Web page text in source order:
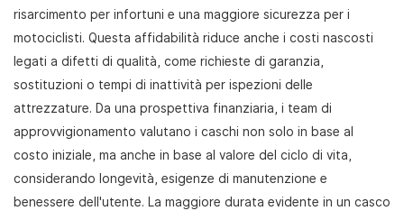
risarcimento per infortuni e una maggiore sicurezza per i
motociclisti. Questa affidabilità riduce anche i costi nascosti
legati a difetti di qualità, come richieste di garanzia,
sostituzioni o tempi di inattività per ispezioni delle
attrezzature. Da una prospettiva finanziaria, i team di
approvvigionamento valutano i caschi non solo in base al
costo iniziale, ma anche in base al valore del ciclo di vita,
considerando longevità, esigenze di manutenzione e
benessere dell'utente. La maggiore durata evidente in un casco